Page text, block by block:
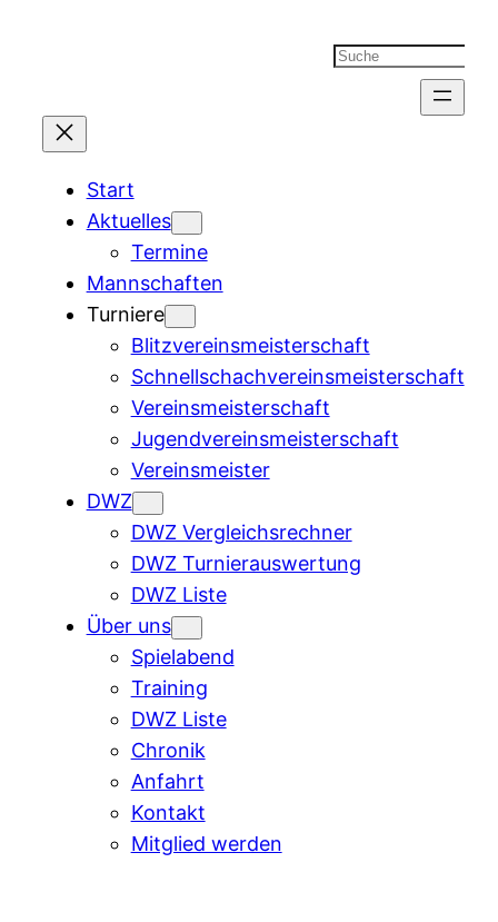
Suchen
Start
Aktuelles
Termine
Mannschaften
Turniere
Blitzvereinsmeisterschaft
Schnellschachvereinsmeisterschaft
Vereinsmeisterschaft
Jugendvereinsmeisterschaft
Vereinsmeister
DWZ
DWZ Vergleichsrechner
DWZ Turnierauswertung
DWZ Liste
Über uns
Spielabend
Training
DWZ Liste
Chronik
Anfahrt
Kontakt
Mitglied werden